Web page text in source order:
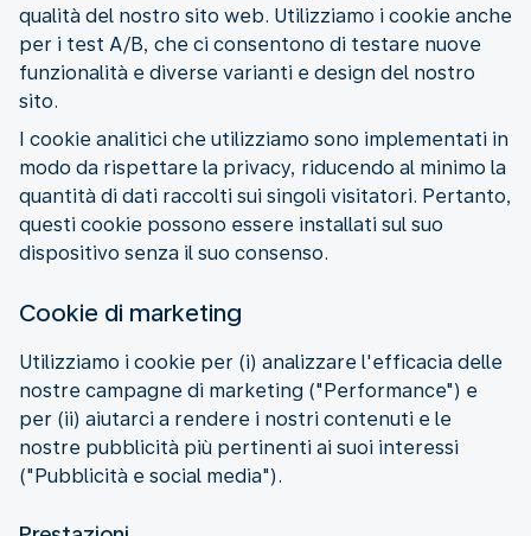
qualità del nostro sito web. Utilizziamo i cookie anche
per i test A/B, che ci consentono di testare nuove
funzionalità e diverse varianti e design del nostro
sito.
I cookie analitici che utilizziamo sono implementati in
modo da rispettare la privacy, riducendo al minimo la
quantità di dati raccolti sui singoli visitatori. Pertanto,
questi cookie possono essere installati sul suo
dispositivo senza il suo consenso.
Cookie di marketing
Utilizziamo i cookie per (i) analizzare l'efficacia delle
nostre campagne di marketing ("Performance") e
per (ii) aiutarci a rendere i nostri contenuti e le
nostre pubblicità più pertinenti ai suoi interessi
("Pubblicità e social media").